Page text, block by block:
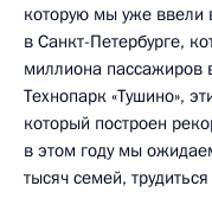
которую мы уже ввели
в Санкт-Петербурге,
миллиона пассажиров
Технопарк «Тушино»,
который построен
в этом году мы
тысяч семей,